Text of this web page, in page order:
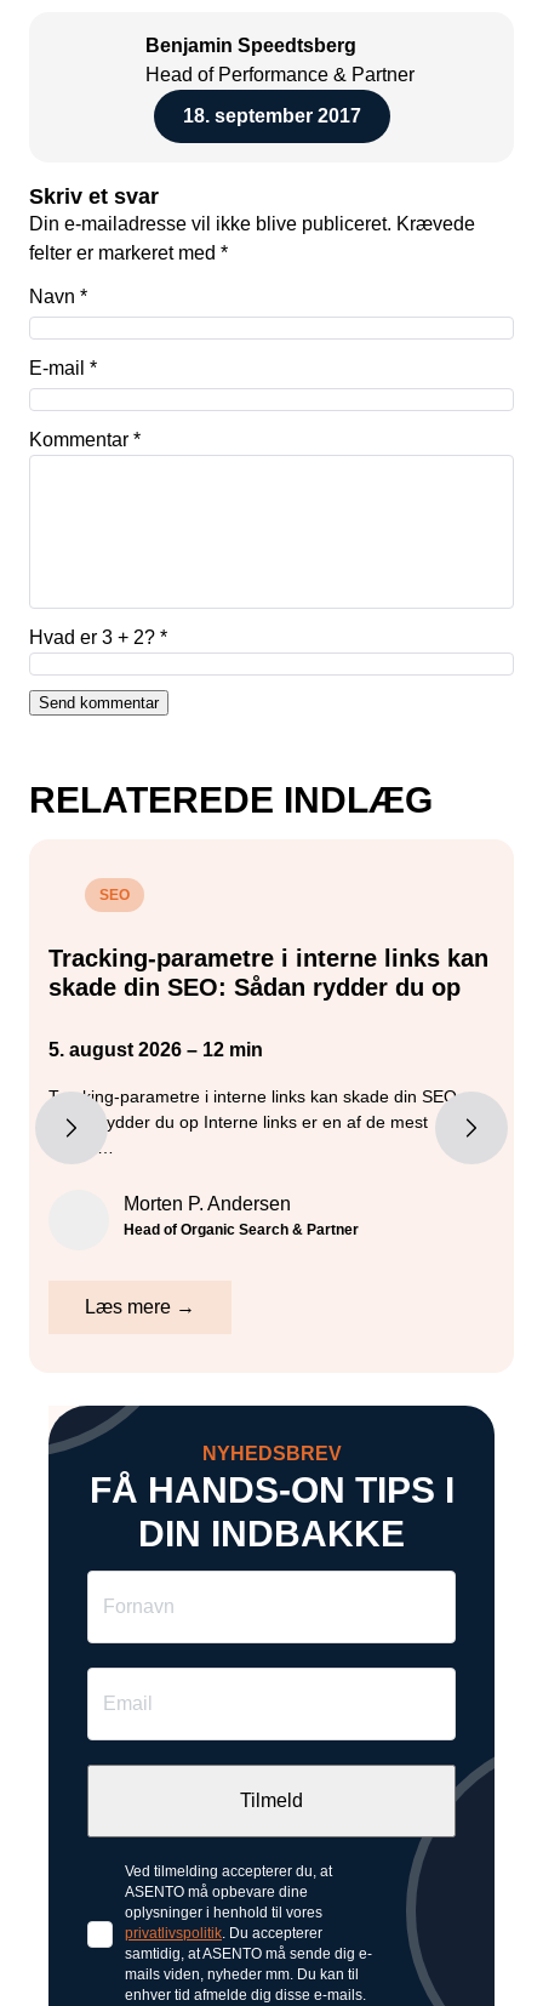
Benjamin Speedtsberg
Head of Performance & Partner
18. september 2017
Skriv et svar
Din e-mailadresse vil ikke blive publiceret. Krævede
felter er markeret med *
Kommentar *
Navn *
E-mail *
Hvad er 3 + 2? *
RELATEREDE INDLÆG
SEO
Tracking-parametre i interne links kan
skade din SEO: Sådan rydder du op
5. august 2026 – 12 min
Tracking-parametre i interne links kan skade din SEO –
sådan rydder du op Interne links er en af de mest
kontro…
Morten P. Andersen
Head of Organic Search & Partner
Læs mere →
NYHEDSBREV
FÅ HANDS-ON TIPS I
DIN INDBAKKE
Ved tilmelding accepterer du, at
ASENTO må opbevare dine
oplysninger i henhold til vores
privatlivspolitik. Du accepterer
samtidig, at ASENTO må sende dig e-
mails viden, nyheder mm. Du kan til
enhver tid afmelde dig disse e-mails.